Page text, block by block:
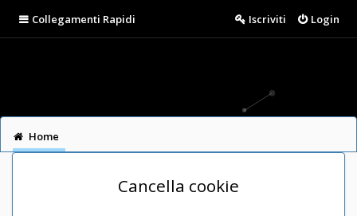
Collegamenti Rapidi Login
Iscriviti
Home
Cancella cookie